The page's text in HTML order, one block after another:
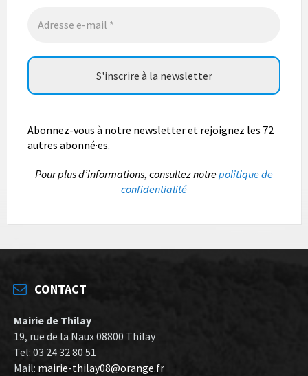
Abonnez-vous à notre newsletter et rejoignez les 72
autres abonné·es.
Pour plus d’informations, consultez notrepolitique de
confidentialité
CONTACT
Mairie de Thilay
19, rue de la Naux 08800 Thilay
Tel: 03 24 32 80 51
Mail: mairie-thilay08@orange.fr